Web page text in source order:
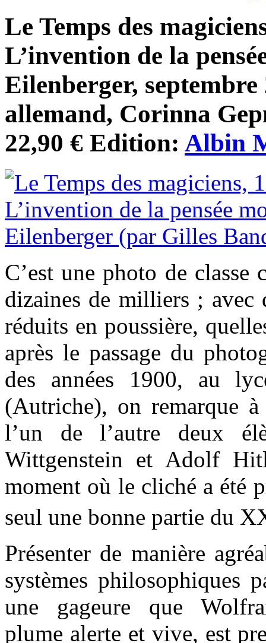
Le Temps des
L’invention de la
Eilenberger,
allemand, Corinna
22,90 € Edition: Albin
C’est une photo de classe
dizaines de milliers ; avec
réduits en poussière,
après le passage du
des années 1900, au
(Autriche), on remarque
l’un de l’autre deux
Wittgenstein et Adolf
moment où le cliché a été
seul une bonne partie du
Présenter de manière
systèmes philosophiques
une gageure que
plume alerte et vive, est